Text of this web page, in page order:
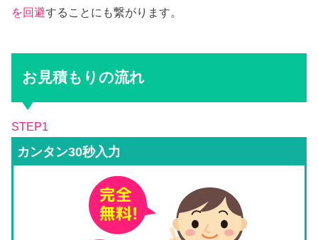
を回避することにも繋がります。
お見積もりの流れ
STEP1
カンタン30秒入力